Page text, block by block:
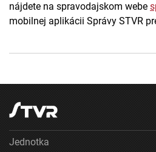
nájdete na spravodajskom webe
mobilnej aplikácii Správy STVR
Jednotka